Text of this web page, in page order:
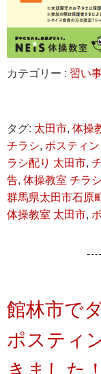
カテゴリー : 習い
タグ: 太田市, 体操
チラシ, ポスティ
ラシ配り 太田市,
告, 体操教室 チラシ
群馬県太田市石原
体操教室 太田市,
館林市で
ポスティ